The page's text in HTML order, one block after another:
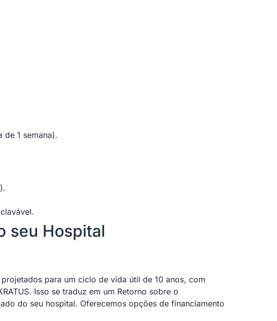
de 1 semana).
seu Hospital
para um ciclo de vida útil de 10 anos, com
Isso se traduz em um Retorno sobre o
do seu hospital. Oferecemos opções de financiamento